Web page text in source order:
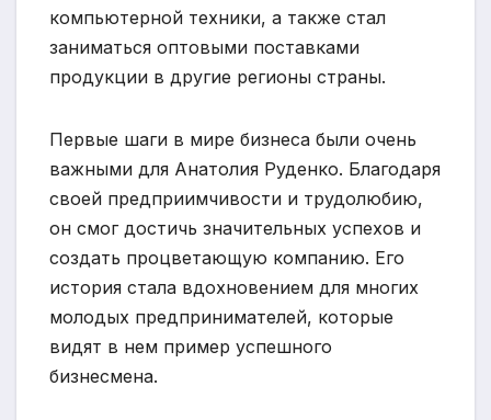
компьютерной техники, а также стал
заниматься оптовыми поставками
продукции в другие регионы страны.
Первые шаги в мире бизнеса были очень
важными для Анатолия Руденко. Благодаря
своей предприимчивости и трудолюбию,
он смог достичь значительных успехов и
создать процветающую компанию. Его
история стала вдохновением для многих
молодых предпринимателей, которые
видят в нем пример успешного
бизнесмена.